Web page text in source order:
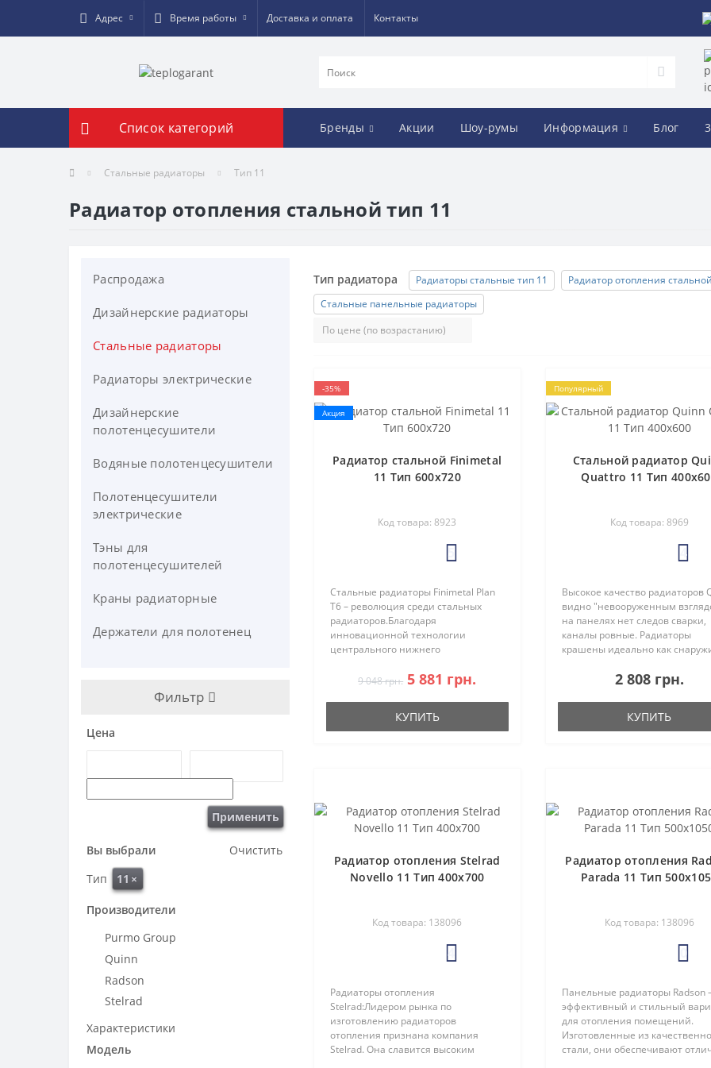
Адрес Время работы Доставка и оплата Контакты
Список категорий Бренды Акции Шоу-румы Информация Блог
Стальные радиаторы Тип 11
Радиатор отопления стальной тип 11
Распродажа
Дизайнерские радиаторы
Стальные радиаторы
Радиаторы электрические
Дизайнерские
полотенцесушители
Водяные полотенцесушители
Полотенцесушители
электрические
Тэны для
полотенцесушителей
Краны радиаторные
Держатели для полотенец
Фильтр
Цена
Применить
Вы выбрали
Очистить
Тип
11 ×
Производители
Purmo Group
Quinn
Radson
Stelrad
Характеристики
Модель
Тип радиатора Радиаторы стальные тип 11 Радиатор отопления
Стальные панельные радиаторы
-35%
Акция
Радиатор стальной Finimetal
11 Тип 600х720
Код товара: 8923
Стальные радиаторы Finimetal Plan
T6 – революция среди стальных
радиаторов.Благодаря
инновационной технологии
центрального нижнего
энергоэффективности T6
устанавливает стандарты для
отопления помещений, а также
комфорт и лег..
9 048 грн. 5 881 грн.
КУПИТЬ
Популярный
Стальной радиатор
Quattro 11 Тип
Код товара: 8969
4
Высокое качество радиаторов
видно "невооруженным
на панелях нет следов сварки,
каналы ровные. Радиаторы
крашены идеально как
обладают высокой теплоотдачей
среди панельных стальных
радиаторов. ..
2 808 грн.
КУПИТЬ
Радиатор отопления Stelrad
Novello 11 Тип 400х700
Код товара: 138096
4
Радиаторы отопления
Stelrad:Лидером рынка по
изготовлению радиаторов
отопления признана компания
Stelrad. Она славится высоким
Радиатор отопления
Parada 11 Тип
Код товара: 138096
0
Панельные радиаторы Radson
эффективный и стильный
для отопления помещений.
Изготовленные из
стали, они обеспечивают